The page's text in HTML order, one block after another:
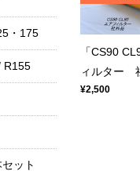
「CS90
ィルター
¥2,500
・175
R155
ット